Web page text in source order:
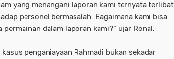
yang menangani laporan kami ternyata terlibat
personel bermasalah. Bagaimana kami bisa
permainan dalam laporan kami?” ujar Ronal.
kasus penganiayaan Rahmadi bukan sekadar